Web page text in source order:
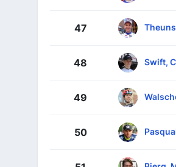
47
48 Swift,
49
50